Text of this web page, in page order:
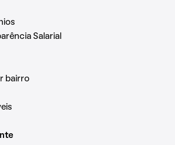
Salarial
bairro